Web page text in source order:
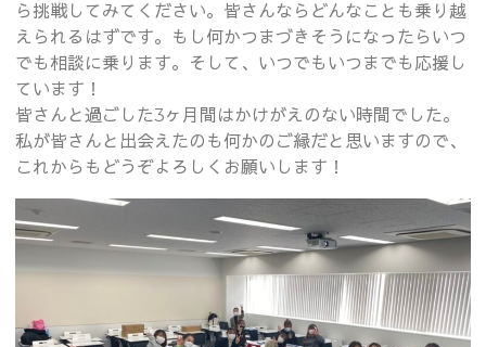
ら挑戦してみてください。皆さんならどんなことも乗り越
えられるはずです。もし何かつまづきそうになったらいつ
でも相談に乗ります。そして、いつでもいつまでも応援し
ています！
皆さんと過ごした3ヶ月間はかけがえのない時間でした。
私が皆さんと出会えたのも何かのご縁だと思いますので、
これからもどうぞよろしくお願いします！